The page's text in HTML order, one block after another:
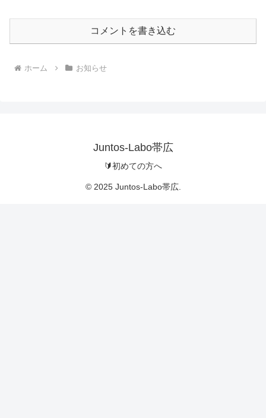
コメントを書き込む
ホーム お知らせ
Juntos-Labo帯広
🔰初めての方へ
© 2025 Juntos-Labo帯広.